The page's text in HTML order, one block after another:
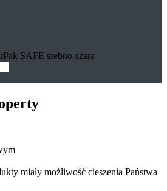
SAFE srebno-szara
miały możliwość cieszenia Państwa